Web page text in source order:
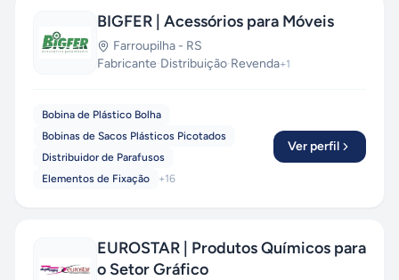
BIGFER | Acessórios para Móveis
Farroupilha - RS
Fabricante·Distribuição·Revenda+1
Bobina de Plástico Bolha
Bobinas de Sacos Plásticos Picotados
Distribuidor de Parafusos
Elementos de Fixação
+16
Ver perfil
EUROSTAR | Produtos Químicos para
o Setor Gráfico